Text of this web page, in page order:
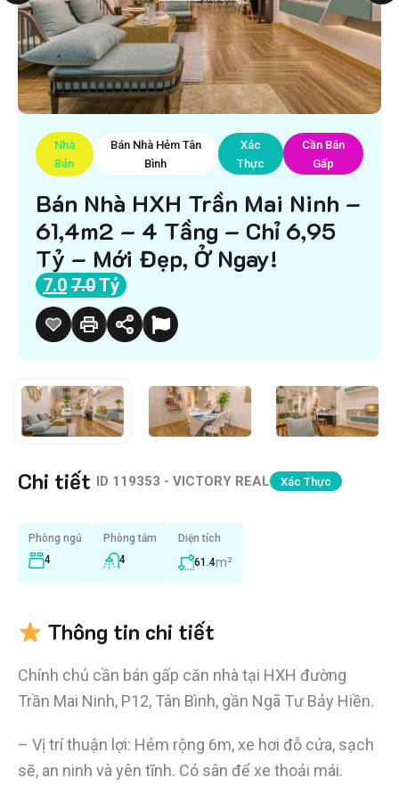
Nhà
Bán
Bán Nhà Hẻm Tân
Bình
Xác
Thực
Cần Bán
Gấp
Bán Nhà HXH Trần Mai Ninh –
61,4m2 – 4 Tầng – Chỉ 6,95
Tỷ – Mới Đẹp, Ở Ngay!
7.0 7.0Tỷ
Chi tiết ID 119353 - VICTORY REAL Xác Thực
Phòng ngủ
4
Phòng tắm
4
Diện tích
61.4m²
Thông tin chi tiết
Chính chủ cần bán gấp căn nhà tại HXH đường
Trần Mai Ninh, P12, Tân Bình, gần Ngã Tư Bảy Hiền.
– Vị trí thuận lợi: Hẻm rộng 6m, xe hơi đỗ cửa, sạch
sẽ, an ninh và yên tĩnh. Có sân để xe thoải mái.